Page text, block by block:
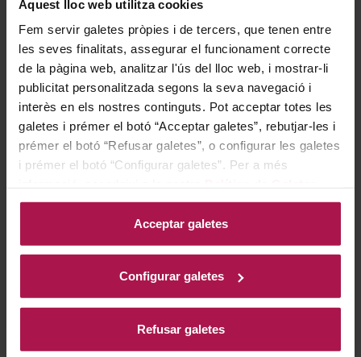
Aquest lloc web utilitza cookies
Fem servir galetes pròpies i de tercers, que tenen entre
les seves finalitats, assegurar el funcionament correcte
de la pàgina web, analitzar l'ús del lloc web, i mostrar-li
publicitat personalitzada segons la seva navegació i
interès en els nostres continguts. Pot acceptar totes les
galetes i prémer el botó “Acceptar galetes”, rebutjar-les i
prémer el botó “Refusar galetes”, o configurar les galetes
i prémer el botó “Configurar galetes”. Per a més
Acceptar galetes
Configurar galetes
Refusar galetes
feta, de cabra o mozzarella. Com a aperitiu, amb unes
olives i conserves. Mariscs, peixos, suchi i menjar
asiàtic.
Historia bodega
con Josep Batlle, quien trabajaba como bodeguero y
Noia. Durante la crisis de la filoxera, su hijo Pau Batlle
perfeccionó la elaboración de vinos con base de
xarel·lo, vendiéndolos a productores franceses de
espumosos. En 1881, Pau fundó el Celler Batlle y
adquirió los viñedos donde había trabajado su padre.